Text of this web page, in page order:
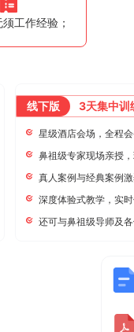
工作经验；
线下版 3天集中训
星级酒店会场，全程
鼻祖级专家现场亲授，
真人案例与经典案例
深度体验式教学，实
还可与鼻祖级导师及